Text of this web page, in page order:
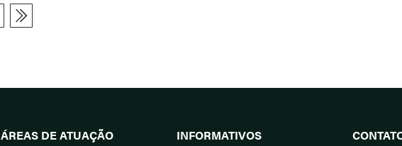
ÁREAS DE ATUAÇÃO INFORMATIVOS